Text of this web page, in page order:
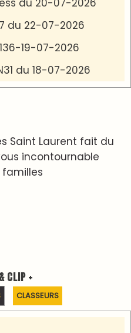
CLASSEURS
Ramenez-nous cette
ormuzera le dernier
une rencontre
et l’équité